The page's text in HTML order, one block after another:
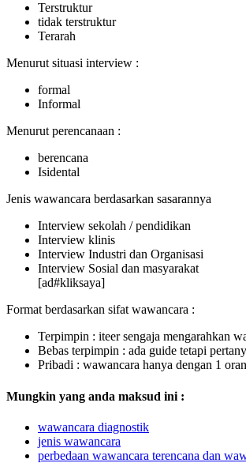
Terstruktur
tidak terstruktur
Terarah
Menurut situasi interview :
formal
Informal
Menurut perencanaan :
berencana
Isidental
Jenis wawancara berdasarkan sasarannya
Interview sekolah / pendidikan
Interview klinis
Interview Industri dan Organisasi
Interview Sosial dan masyarakat
[ad#kliksaya]
Format berdasarkan sifat wawancara :
Terpimpin : iteer sengaja mengarahkan
Bebas terpimpin : ada guide tetapi
Pribadi : wawancara hanya dengan 1
Mungkin yang anda maksud ini :
wawancara diagnostik
jenis wawancara
perbedaan wawancara terencana dan